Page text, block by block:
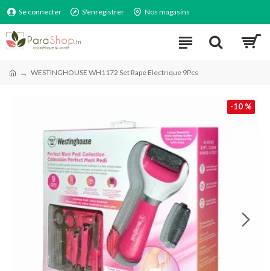
Se connecter S'enregistrer Nos magasins
WESTINGHOUSE WH1172 Set Rape Electrique 9Pcs
-10 %